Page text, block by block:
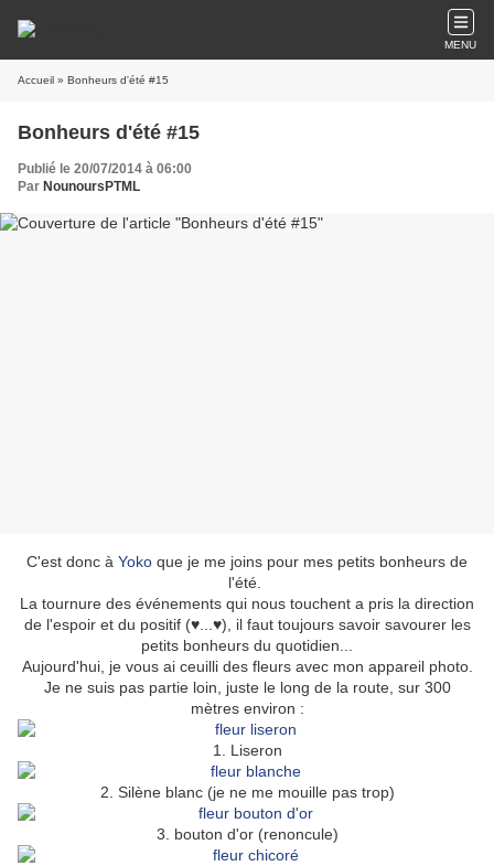
MENU
Accueil » Bonheurs d'été #15
Bonheurs d'été #15
Publié le 20/07/2014 à 06:00
Par NounoursPTML
C'est donc à Yoko que je me joins pour mes petits bonheurs de
l'été.
La tournure des événements qui nous touchent a pris la direction
de l'espoir et du positif (♥...♥), il faut toujours savoir savourer les
petits bonheurs du quotidien...
Aujourd'hui, je vous ai ceuilli des fleurs avec mon appareil photo.
Je ne suis pas partie loin, juste le long de la route, sur 300
mètres environ :
1. Liseron
2. Silène blanc (je ne me mouille pas trop)
3. bouton d'or (renoncule)